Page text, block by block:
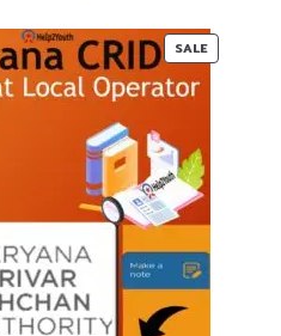
00.
00.
SALE